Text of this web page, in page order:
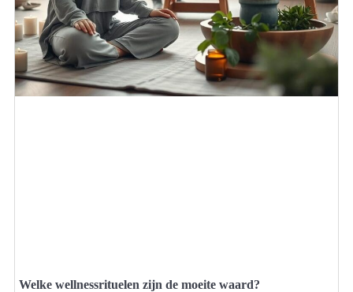
Welke wellnessrituelen zijn de moeite waard?